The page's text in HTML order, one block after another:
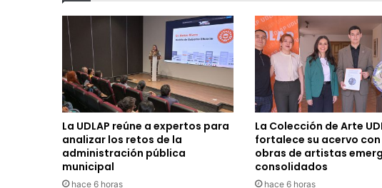
La UDLAP reúne a expertos para
analizar los retos de la
administración pública
municipal
hace 6 horas
La Colección de Arte
fortalece su acervo con
obras de artistas
consolidados
hace 6 horas